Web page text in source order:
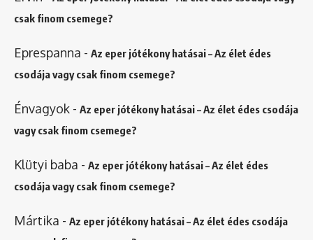
csak finom csemege?
Eprespanna - Az eper jótékony hatásai – Az élet édes
csodája vagy csak finom csemege?
Énvagyok - Az eper jótékony hatásai – Az élet édes csodája
vagy csak finom csemege?
Klütyi baba - Az eper jótékony hatásai – Az élet édes
csodája vagy csak finom csemege?
Mártika - Az eper jótékony hatásai – Az élet édes csodája